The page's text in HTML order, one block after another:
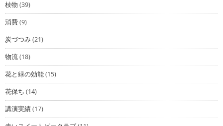
枝物 (39)
消費(9)
炭づつみ(21)
物流(18)
花と緑の効能(15)
花保ち (14)
講演実績(17)